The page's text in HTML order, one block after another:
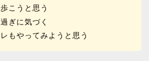
こうと思う
ぎに気づく
もやってみようと思う